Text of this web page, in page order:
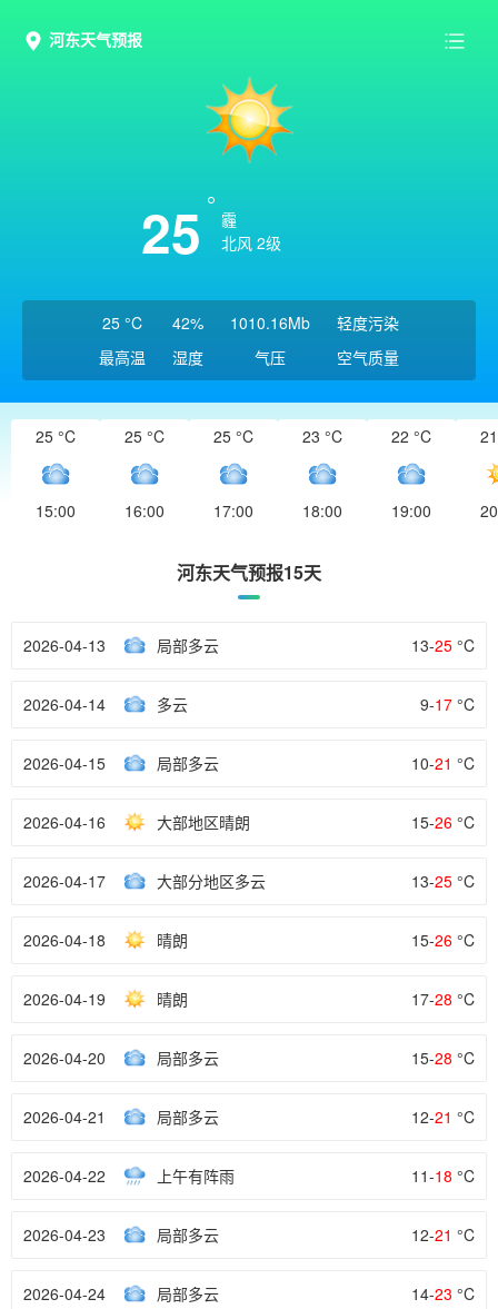
河东天气预报
25
霾
北风 2级
25 °C
最高温
42%
湿度
1010.16Mb
气压
轻度污染
空气质量
25 °C
15:00
25 °C
16:00
25 °C
17:00
23 °C
18:00
22 °C
19:00
河东天气预报15天
2026-04-13 局部多云 13-25 °C
2026-04-14 多云 9-17 °C
2026-04-15 局部多云 10-21 °C
2026-04-16 大部地区晴朗 15-26 °C
2026-04-17 大部分地区多云 13-25 °C
2026-04-18 晴朗 15-26 °C
2026-04-19 晴朗 17-28 °C
2026-04-20 局部多云 15-28 °C
2026-04-21 局部多云 12-21 °C
2026-04-22 上午有阵雨 11-18 °C
2026-04-23 局部多云 12-21 °C
2026-04-24 局部多云 14-23 °C